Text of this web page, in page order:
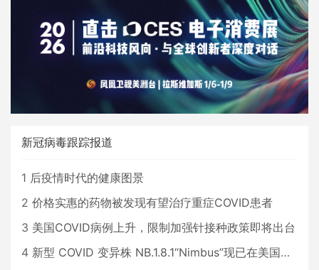
新冠病毒跟踪报道
1 后疫情时代的健康图景
2 价格实惠的药物被发现有望治疗重症COVID患者
3 美国COVID病例上升，限制加强针接种政策即将出台
4 新型 COVID 变异株 NB.1.8.1“Nimbus”现已在美国占据主导地位